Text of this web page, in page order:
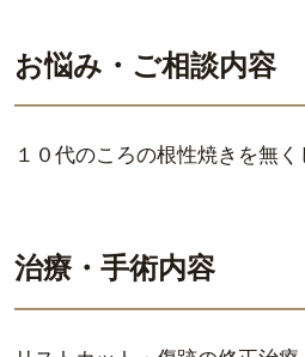
お悩み・ご相談内容
１０代のころの根性焼きを無く
治療・手術内容